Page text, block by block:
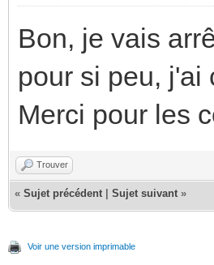
Bon, je vais
pour si peu, j'ai
Merci pour les
Trouver
« Sujet précédent Sujet suivant »
Voir une version imprimable